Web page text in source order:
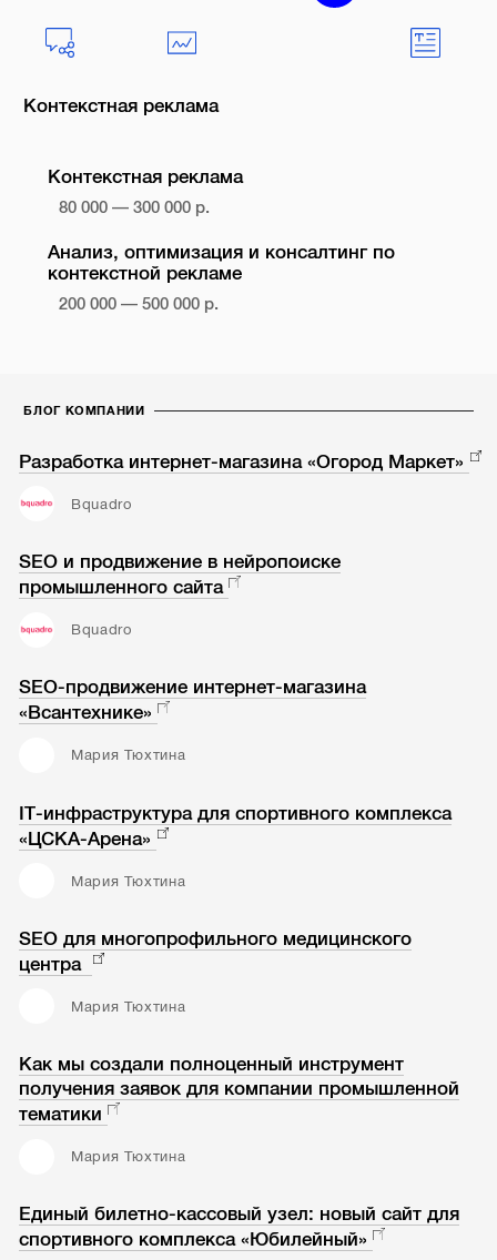
Контекстная реклама
Контекстная реклама
80 000 — 300 000 р.
Анализ, оптимизация и консалтинг по
контекстной рекламе
200 000 — 500 000 р.
БЛОГ КОМПАНИИ
Разработка интернет-магазина «Огород Маркет»
Bquadro
SEO и продвижение в нейропоиске
промышленного сайта
Bquadro
SEO-продвижение интернет-магазина
«Всантехнике»
Мария Тюхтина
IT-инфраструктура для спортивного комплекса
«ЦСКА-Арена»
Мария Тюхтина
SEO для многопрофильного медицинского
центра
Мария Тюхтина
Как мы создали полноценный инструмент
получения заявок для компании промышленной
тематики
Мария Тюхтина
Единый билетно-кассовый узел: новый сайт для
спортивного комплекса «Юбилейный»